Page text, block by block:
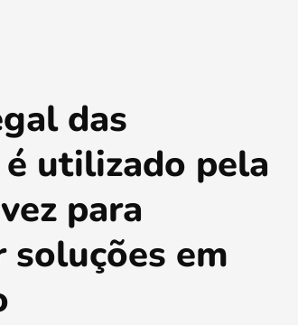
das
utilizado pela
para
em